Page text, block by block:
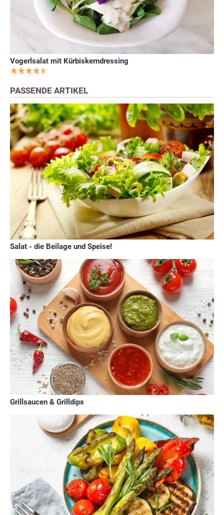
Vogerlsalat mit Kürbiskerndressing
PASSENDE ARTIKEL
Salat - die Beilage und Speise!
Grillsaucen & Grilldips